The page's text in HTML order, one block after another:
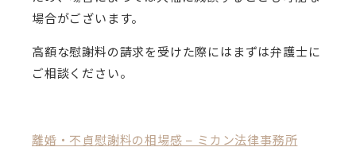
場合がございます。
高額な慰謝料の請求を受けた際にはまずは弁護士に
ご相談ください。
離婚・不貞慰謝料の相場感 – ミカン法律事務所